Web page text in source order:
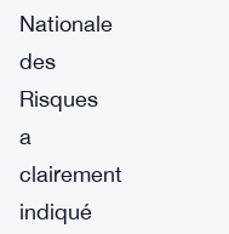
Nationale
des
Risques
a
clairement
indiqué